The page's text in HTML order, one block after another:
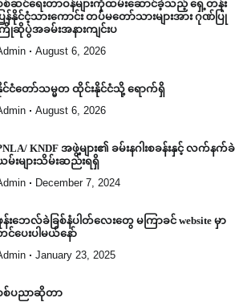
စ်ဆင်ရေးတာဝန်များကိုထမ်းဆောင်ခဲ့သည့် ရှေ့တန်း
ြန်နိုင်ငံ့သားကောင်း တပ်မတော်သားများအား ဂုဏ်ပြု
ြိုဆိုပွဲအခမ်းအနားကျင်းပ
August 6, 2026
င်ငံတော်သမ္မတ ထိုင်းနိုင်ငံသို့ ရောက်ရှိ
August 6, 2026
KNDF အဖွဲ့များ၏ ခမ်းနဂါးစခန်းနှင့် လက်နက်ခဲ
မ်းများသိမ်းဆည်းရရှိ
December 7, 2024
န်းဘေလ်ခဲခြစ်နံပါတ်လေးတွေ မကြာခင် website မှာ
င်ပေးပါမယ်နော်
January 23, 2025
စ်ပညာဆိုတာ